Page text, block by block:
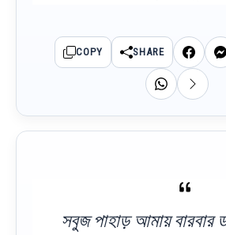
COPY SHARE
সবুজ পাহাড় আমায় বারবার